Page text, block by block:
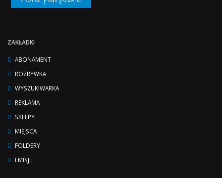
ZAKŁADKI
ABONAMENT
ROZRYWKA
WYSZUKIWARKA
REKLAMA
SKLEPY
MIEJSCA
FOLDERY
EMISJE